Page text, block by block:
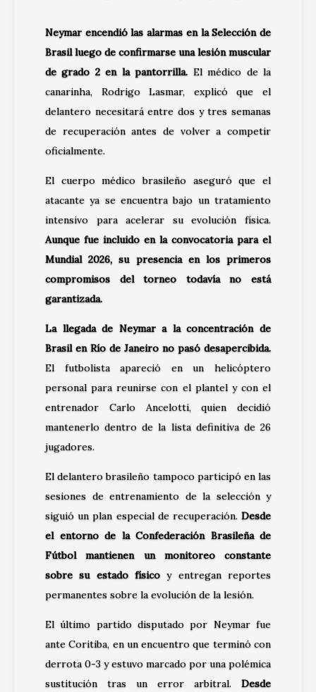
Neymar encendió las alarmas en la Selección de
Brasil luego de confirmarse una lesión muscular
de grado 2 en la pantorrilla. El médico de la
canarinha, Rodrigo Lasmar, explicó que el
delantero necesitará entre dos y tres semanas
de recuperación antes de volver a competir
oficialmente.
El cuerpo médico brasileño aseguró que el
atacante ya se encuentra bajo un tratamiento
intensivo para acelerar su evolución física.
Aunque fue incluido en la convocatoria para el
Mundial 2026, su presencia en los primeros
compromisos del torneo todavía no está
garantizada.
La llegada de Neymar a la concentración de
Brasil en Río de Janeiro no pasó desapercibida.
El futbolista apareció en un helicóptero
personal para reunirse con el plantel y con el
entrenador Carlo Ancelotti, quien decidió
mantenerlo dentro de la lista definitiva de 26
jugadores.
El delantero brasileño tampoco participó en las
sesiones de entrenamiento de la selección y
siguió un plan especial de recuperación. Desde
el entorno de la Confederación Brasileña de
Fútbol mantienen un monitoreo constante
sobre su estado físico y entregan reportes
permanentes sobre la evolución de la lesión.
El último partido disputado por Neymar fue
ante Coritiba, en un encuentro que terminó con
derrota 0-3 y estuvo marcado por una polémica
sustitución tras un error arbitral. Desde